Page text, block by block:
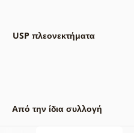
USP πλεονεκτήματα
Από την ίδια συλλογή